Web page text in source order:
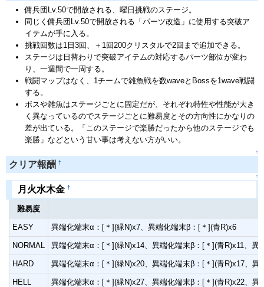
傭兵団Lv.50で開放される、曜日挑戦のステージ。
同じく傭兵団Lv.50で開放される「パーツ改造」に使用する突破ア
イテムが手に入る。
挑戦回数は1日3回、＋1回200クリスタルで2回まで追加できる。
ステージは日替わりで突破アイテムの対応するパーツ部位が変わ
り、一週間で一周する。
戦闘マップはなく、1チームで雑魚戦を数waveとBossを1wave戦闘
する。
ボスや雑魚はステージごとに固定だが、それぞれ特性や性能が大き
く異なっているのでステージごとに難易度とその方向性にかなりの
差が出ている。「このステージで楽勝だったから他のステージでも
楽勝」などという甘い事は考えない方がいい。
↑
クリア報酬 †
↑
月火水木金 †
難易度
EASY 異端化端末α：[＊](緑N)x7、異端化端末β：[＊](青R)x6
NORMAL 異端化端末α：[＊](緑N)x14、異端化端末β：[＊](青R)x11、異
HARD 異端化端末α：[＊](緑N)x20、異端化端末β：[＊](青R)x17、
HELL 異端化端末α：[＊](緑N)x27、異端化端末β：[＊](青R)x22、